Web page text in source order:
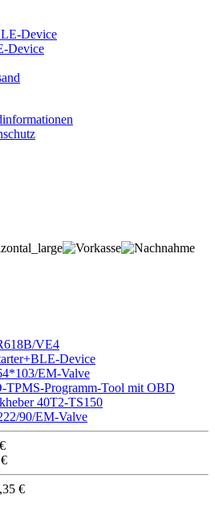
Device
VE4
Device
EM-Valve
TPMS-Programm-Tool mit OBD
40T2-TS150
90/EM-Valve
€